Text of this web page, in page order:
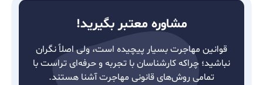
مشاوره معتبر بگیرید!
قوانین مهاجرت بسیار پیچیده است، ولی اصلاً نگران
نباشید؛ چراکه کارشناسان با تجربه و حرفه‌ای تراست با
تمامی روش‌های قانونی مهاجرت آشنا هستند.